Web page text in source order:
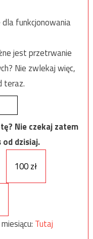
funkcjonowania
jest przetrwanie
Nie zwlekaj więc,
teraz.
Nie czekaj zatem
dzisiaj.
100 zł
Tutaj